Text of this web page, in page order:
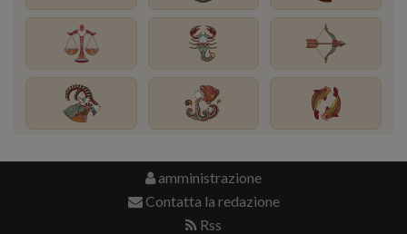
amministrazione
Contatta la redazione
Rss